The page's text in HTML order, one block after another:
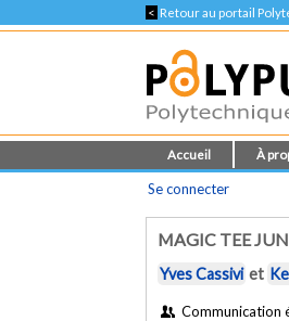
< Retour au portail
Accueil À
Se connecter
MAGIC TEE
Yves Cassivi et
Communication